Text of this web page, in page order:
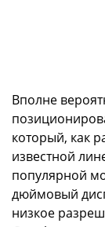
Вполне
который, как
известной
популярной
дюймовый
низкое